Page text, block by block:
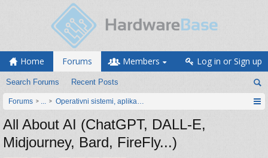
Home Forums
Search Forums Recent Posts
Members Log in or Sign up
Forums ... Operativni sistemi, aplikacije i programiranje
All About AI (ChatGPT, DALL-E,
Midjourney, Bard, FireFly...)